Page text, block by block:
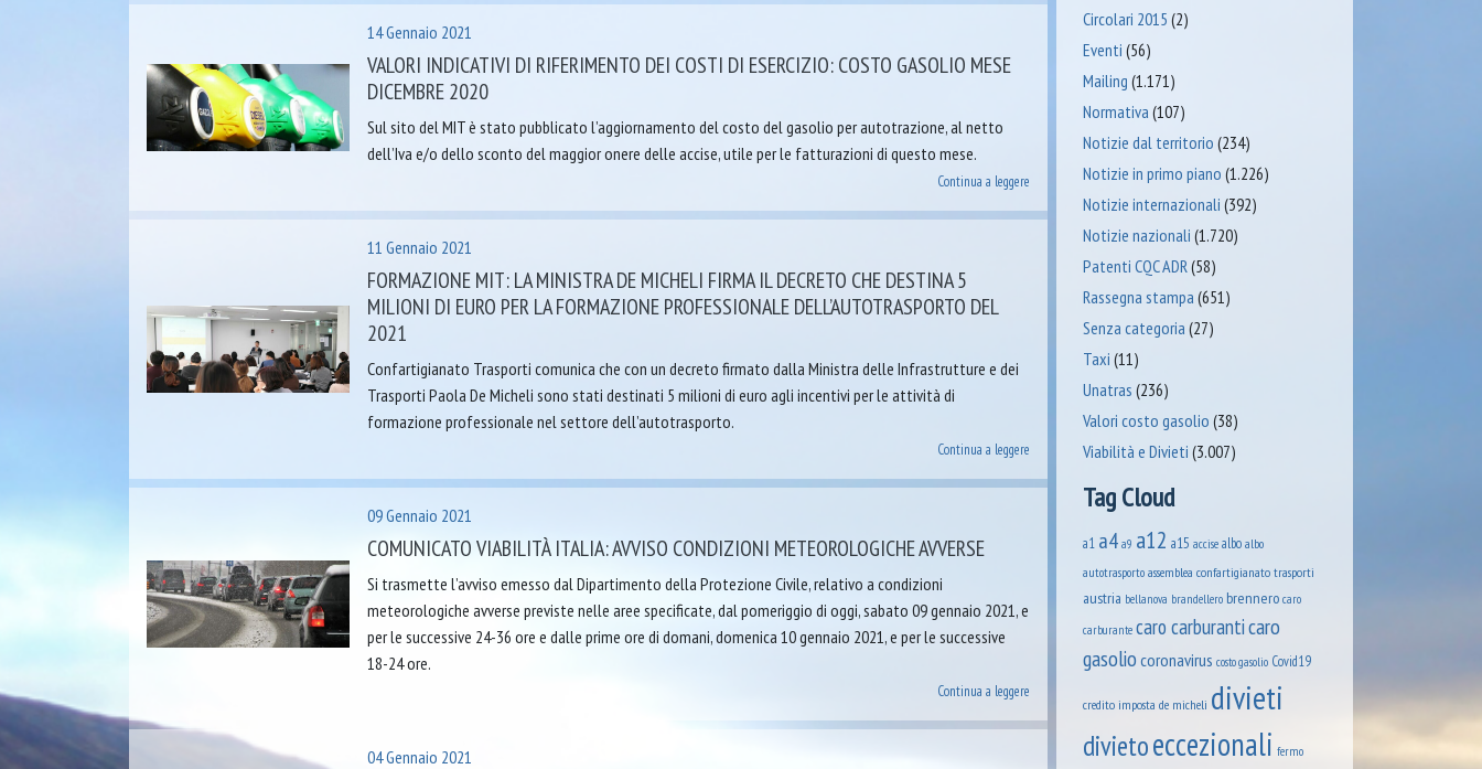
14 Gennaio 2021
VALORI INDICATIVI DI RIFERIMENTO DEI COSTI DI ESERCIZIO: COSTO GASOLIO MESE
DICEMBRE 2020
Sul sito del MIT è stato pubblicato l’aggiornamento del costo del gasolio per autotrazione, al netto
dell’Iva e/o dello sconto del maggior onere delle accise, utile per le fatturazioni di questo mese.
Continua a leggere
11 Gennaio 2021
FORMAZIONE MIT: LA MINISTRA DE MICHELI FIRMA IL DECRETO CHE DESTINA 5
MILIONI DI EURO PER LA FORMAZIONE PROFESSIONALE DELL’AUTOTRASPORTO DEL
2021
Confartigianato Trasporti comunica che con un decreto firmato dalla Ministra delle Infrastrutture e dei
Trasporti Paola De Micheli sono stati destinati 5 milioni di euro agli incentivi per le attività di
formazione professionale nel settore dell’autotrasporto.
Continua a leggere
09 Gennaio 2021
COMUNICATO VIABILITÀ ITALIA: AVVISO CONDIZIONI METEOROLOGICHE AVVERSE
Si trasmette l’avviso emesso dal Dipartimento della Protezione Civile, relativo a condizioni
meteorologiche avverse previste nelle aree specificate, dal pomeriggio di oggi, sabato 09 gennaio 2021, e
per le successive 24-36 ore e dalle prime ore di domani, domenica 10 gennaio 2021, e per le successive
18-24 ore.
Continua a leggere
04 Gennaio 2021
Circolari 2015 (2)
Eventi (56)
Mailing (1.171)
Normativa (107)
Notizie dal territorio (234)
Notizie in primo piano (1.226)
Notizie internazionali (392)
Notizie nazionali (1.720)
Patenti CQC ADR(58)
Rassegna stampa (651)
Senza categoria (27)
Taxi (11)
Unatras (236)
Valori costo gasolio (38)
Viabilità e Divieti (3.007)
Tag Cloud
a1 a4 a9 a12 a15 accise albo albo
autotrasporto assemblea confartigianato trasporti
austria bellanova brandellero brennero caro
carburante caro carburanticaro
gasoliocoronavirus costo gasolio Covid19
credito imposta de micheli divieti
divietoeccezionali fermo